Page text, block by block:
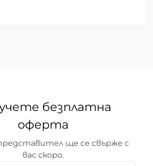
фирми способността да
безплатна
оферта
ще се свърже с
вас скоро.